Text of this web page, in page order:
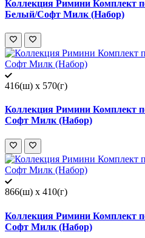
Коллекция Римини Комплект
Белый/Софт Милк (Набор)
416(ш) x 570(г)
Коллекция Римини Комплект
Софт Милк (Набор)
866(ш) x 410(г)
Коллекция Римини Комплект
Софт Милк (Набор)